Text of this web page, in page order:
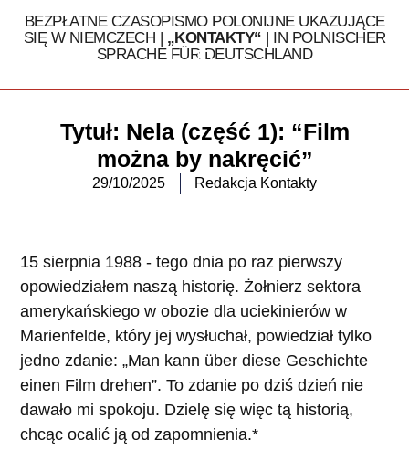
BEZPŁATNE CZASOPISMO POLONIJNE UKAZUJĄCE
SIĘ W NIEMCZECH | „KONTAKTY“ | IN POLNISCHER
SPRACHE FÜR DEUTSCHLAND
Tel. 030 / 324 16 32
Tytuł: Nela (część 1): “Film
można by nakręcić”
29/10/2025 Redakcja Kontakty
15 sierpnia 1988 - tego dnia po raz pierwszy
opowiedziałem naszą historię. Żołnierz sektora
amerykańskiego w obozie dla uciekinierów w
Marienfelde, który jej wysłuchał, powiedział tylko
jedno zdanie: „Man kann über diese Geschichte
einen Film drehen”. To zdanie po dziś dzień nie
dawało mi spokoju. Dzielę się więc tą historią,
chcąc ocalić ją od zapomnienia.*